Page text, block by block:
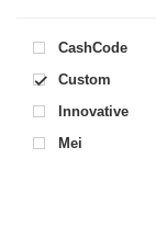
CashCode
Custom
Innovative
Mei